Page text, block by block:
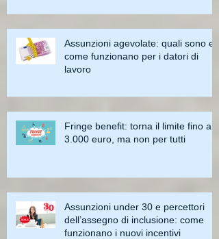
Assunzioni agevolate: quali sono e
come funzionano per i datori di
lavoro
Fringe benefit: torna il limite fino a
3.000 euro, ma non per tutti
Assunzioni under 30 e percettori
dell’assegno di inclusione: come
funzionano i nuovi incentivi